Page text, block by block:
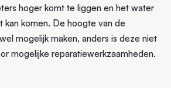
hoger komt te liggen en het water
kan komen. De hoogte van de
mogelijk maken, anders is deze niet
mogelijke reparatiewerkzaamheden.